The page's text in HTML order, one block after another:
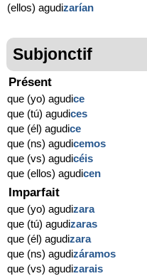
(ellos) agudizarían
Subjonctif
Présent
que (yo) agudice
que (tú) agudices
que (él) agudice
que (ns) agudicemos
que (vs) agudicéis
que (ellos) agudicen
Imparfait
que (yo) agudizara
que (tú) agudizaras
que (él) agudizara
que (ns) agudizáramos
que (vs) agudizarais